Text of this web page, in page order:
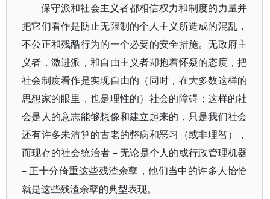
保守派和社会主义者都相信权力和制度的力量并
把它们看作是防止无限制的个人主义所造成的混乱，
不公正和残酷行为的一个必要的安全措施。无政府主
义者，激进派，和自由主义者却抱着怀疑的态度，把
社会制度看作是实现自由的（同时，在大多数这样的
思想家的眼里，也是理性的）社会的障碍；这样的社
会是人的意志能够想像和建立起来的，只是我们社会
还有许多未清算的古老的弊病和恶习（或非理智），
而现存的社会统治者 – 无论是个人的或行政管理机器
– 正十分倚重这些残渣余孽，他们当中的许多人恰恰
就是这些残渣余孽的典型表现。